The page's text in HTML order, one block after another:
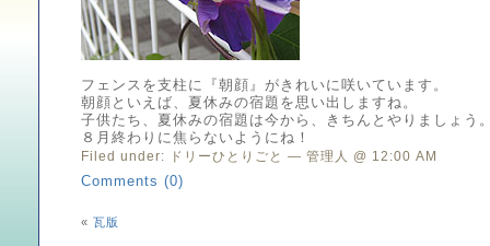
フェンスを支柱に『朝顔』がきれいに咲いています。
朝顔といえば、夏休みの宿題を思い出しますね。
子供たち、夏休みの宿題は今から、きちんとやりましょう
８月終わりに焦らないようにね！
Filed under:
ドリーひとりごと — 管理人 @ 12:00 AM
Comments (0)
« 瓦版